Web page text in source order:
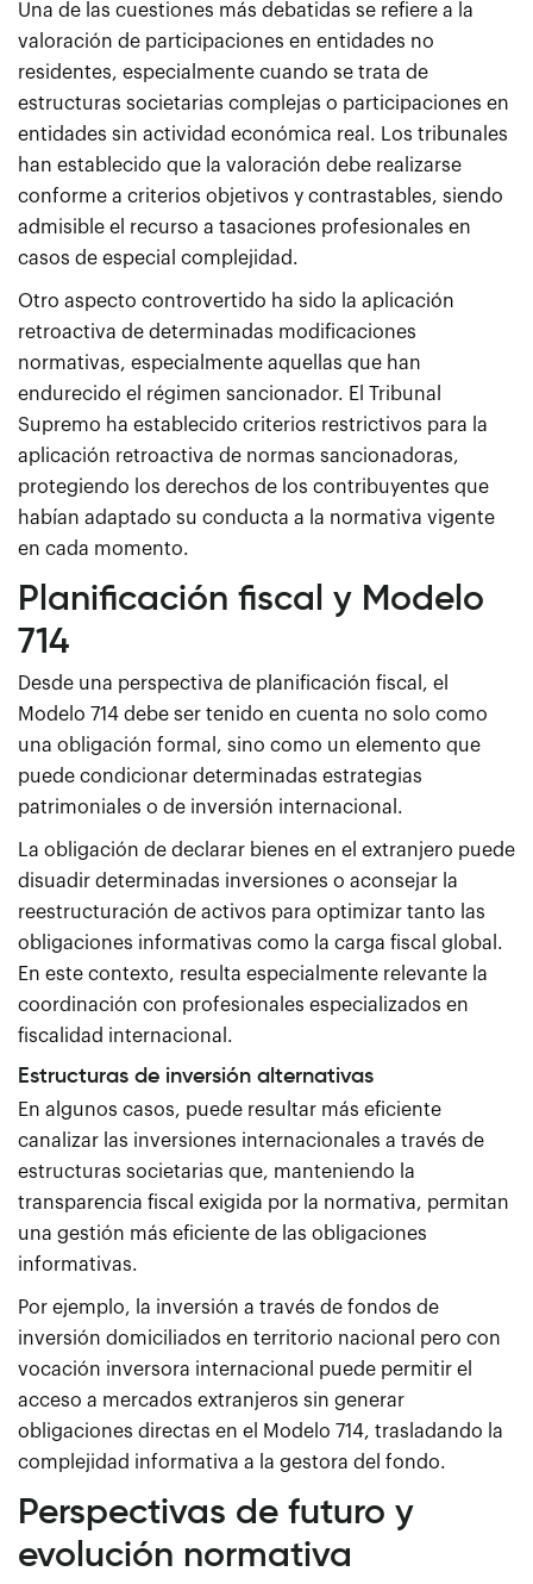
Una de las cuestiones más debatidas se refiere a la
valoración de participaciones en entidades no
residentes, especialmente cuando se trata de
estructuras societarias complejas o participaciones en
entidades sin actividad económica real. Los tribunales
han establecido que la valoración debe realizarse
conforme a criterios objetivos y contrastables, siendo
admisible el recurso a tasaciones profesionales en
casos de especial complejidad.
Otro aspecto controvertido ha sido la aplicación
retroactiva de determinadas modificaciones
normativas, especialmente aquellas que han
endurecido el régimen sancionador. El Tribunal
Supremo ha establecido criterios restrictivos para la
aplicación retroactiva de normas sancionadoras,
protegiendo los derechos de los contribuyentes que
habían adaptado su conducta a la normativa vigente
en cada momento.
Planificación fiscal y Modelo
714
Desde una perspectiva de planificación fiscal, el
Modelo 714 debe ser tenido en cuenta no solo como
una obligación formal, sino como un elemento que
puede condicionar determinadas estrategias
patrimoniales o de inversión internacional.
La obligación de declarar bienes en el extranjero puede
disuadir determinadas inversiones o aconsejar la
reestructuración de activos para optimizar tanto las
obligaciones informativas como la carga fiscal global.
En este contexto, resulta especialmente relevante la
coordinación con profesionales especializados en
fiscalidad internacional.
Estructuras de inversión alternativas
En algunos casos, puede resultar más eficiente
canalizar las inversiones internacionales a través de
estructuras societarias que, manteniendo la
transparencia fiscal exigida por la normativa, permitan
una gestión más eficiente de las obligaciones
informativas.
Por ejemplo, la inversión a través de fondos de
inversión domiciliados en territorio nacional pero con
vocación inversora internacional puede permitir el
acceso a mercados extranjeros sin generar
obligaciones directas en el Modelo 714, trasladando la
complejidad informativa a la gestora del fondo.
Perspectivas de futuro y
evolución normativa